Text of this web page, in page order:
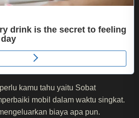
kamu tahu yaitu Sobat
mobil dalam waktu singkat.
biaya apa pun.